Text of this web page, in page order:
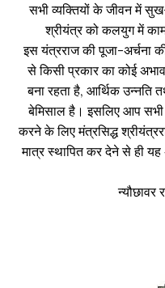
सभी व्यक्तियों के जीवन में
श्रीयंत्र को कलयुग में
इस यंत्रराज की पूजा-अर्चना
से किसी प्रकार का कोई
बना रहता है, आर्थिक उन्नति
बेमिसाल है। इसलिए आप सभी
करने के लिए मंत्रसिद्ध
मात्र स्थापित कर देने से ही